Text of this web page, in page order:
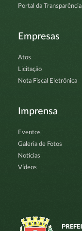
Portal da Transparência
Empresas
Atos
Licitação
Nota Fiscal Eletrônica
Imprensa
Eventos
Galeria de Fotos
Notícias
Vídeos